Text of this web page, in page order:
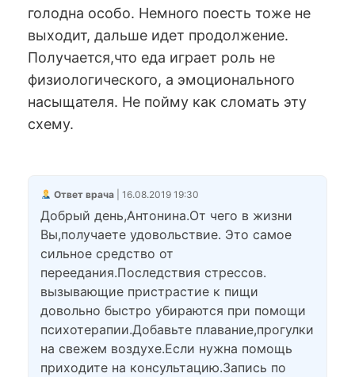
голодна особо. Немного поесть тоже не
выходит, дальше идет продолжение.
Получается,что еда играет роль не
физиологического, а эмоционального
насыщателя. Не пойму как сломать эту
схему.
Ответ врача| 16.08.2019 19:30
Добрый день,Антонина.От чего в жизни
Вы,получаете удовольствие. Это самое
сильное средство от
переедания.Последствия стрессов.
вызывающие пристрастие к пищи
довольно быстро убираются при помощи
психотерапии.Добавьте плавание,прогулки
на свежем воздухе.Если нужна помощь
приходите на консультацию.Запись по